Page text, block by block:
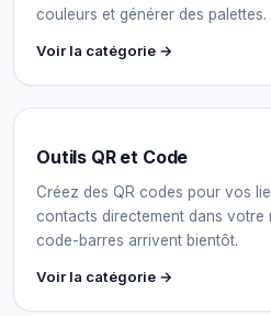
couleurs et générer des palettes.
Voir la catégorie →
Outils QR et Code
Créez des QR codes pour vos
contacts directement dans votre
code-barres arrivent bientôt.
Voir la catégorie →